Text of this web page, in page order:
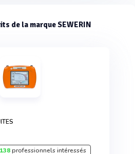
de la marque SEWERIN
138professionnels intéressés